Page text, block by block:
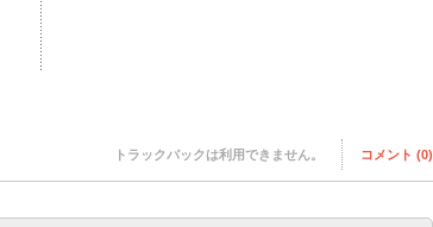
トラックバックは利用できません。 コメント (0)